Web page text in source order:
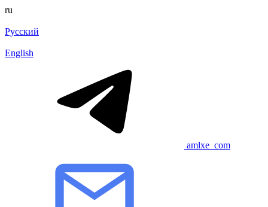
ru
Русский
English
amlxe_com